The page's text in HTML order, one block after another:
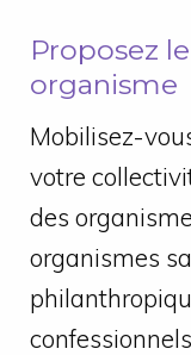
Proposez
organisme
Mobilisez-
votre
des
organismes